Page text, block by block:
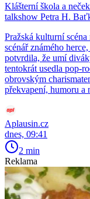
Klášterní škola a
talkshow Petra H.
Pražská kulturní
scénář známého
potvrdila, že umí
tentokrát usedla pop-
obrovským
překvapení, humoru a
Aplausin.cz
dnes, 09:41
2 min
Reklama